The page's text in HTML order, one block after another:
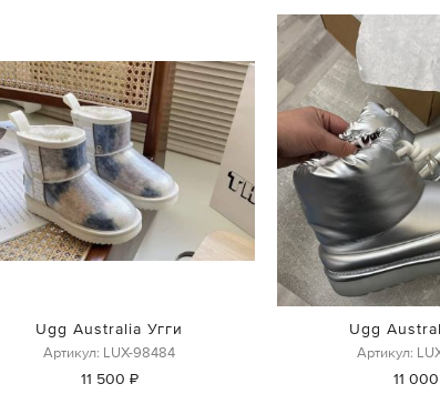
Ugg Australia Угги
Артикул: LUX-98484
11 500 ₽
Ugg
Артикул:
11